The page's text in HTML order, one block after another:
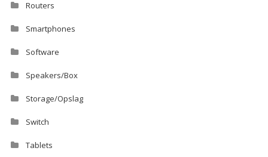
Routers
Smartphones
Software
Speakers/Box
Storage/Opslag
Switch
Tablets